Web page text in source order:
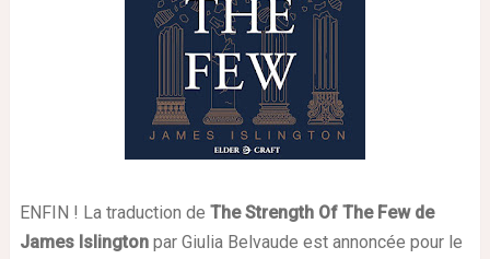
ENFIN ! La traduction de The Strength Of The Few de
James Islington par Giulia Belvaude est annoncée pour le